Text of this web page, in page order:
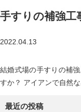
手すりの補強工
2022.04.13
結婚式場の手すりの補
すか？ アイアンで自然
最近の投稿